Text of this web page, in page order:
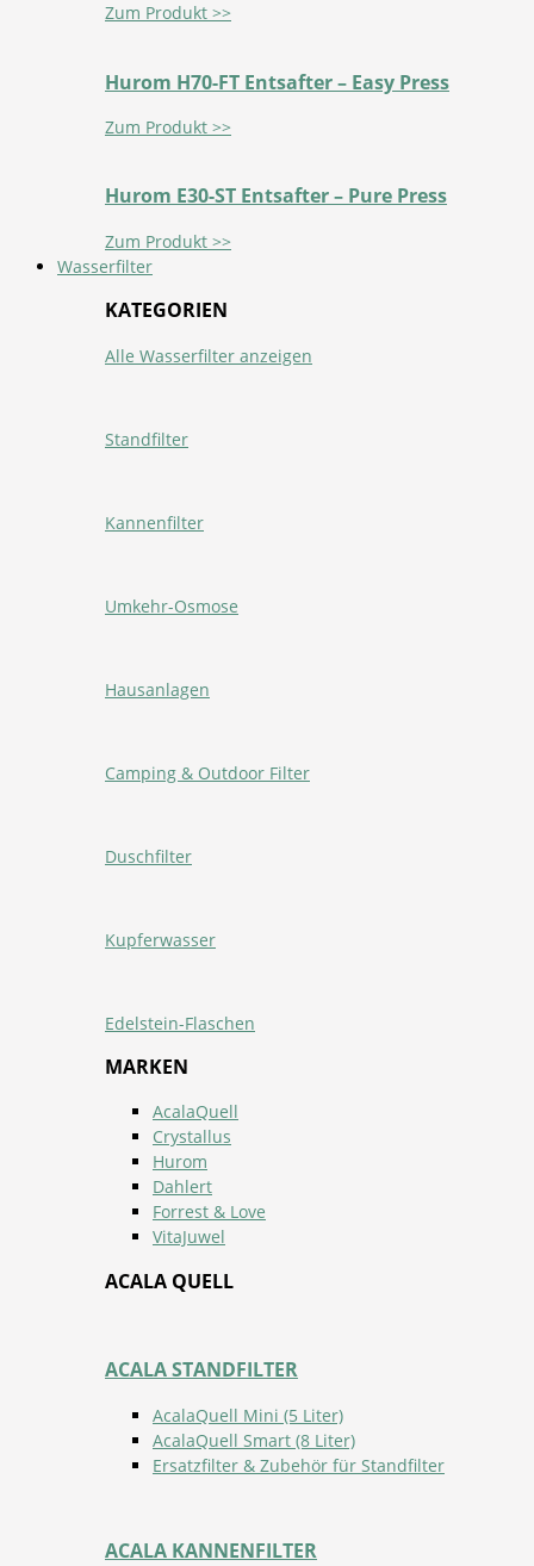
Zum Produkt >>
Hurom H70-FT Entsafter – Easy Press
Zum Produkt >>
Hurom E30-ST Entsafter – Pure Press
Zum Produkt >>
Wasserfilter
KATEGORIEN
Alle Wasserfilter anzeigen
Standfilter
Kannenfilter
Umkehr-Osmose
Hausanlagen
Camping & Outdoor Filter
Duschfilter
Kupferwasser
Edelstein-Flaschen
MARKEN
AcalaQuell
Crystallus
Hurom
Dahlert
Forrest & Love
VitaJuwel
ACALA QUELL
ACALA STANDFILTER
AcalaQuell Mini (5 Liter)
AcalaQuell Smart (8 Liter)
Ersatzfilter & Zubehör für Standfilter
ACALA KANNENFILTER